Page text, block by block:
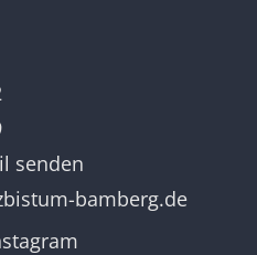
senden
bamberg.de